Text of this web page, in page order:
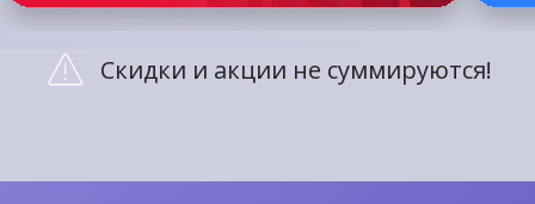
Скидки и акции не суммируются!